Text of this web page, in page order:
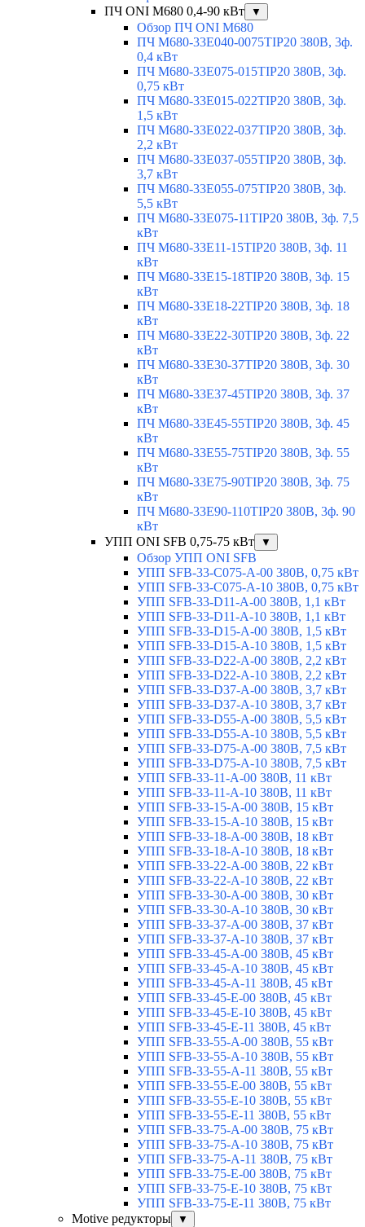
ПЧ ONI M680 0,4-90 кВт
▼
Обзор ПЧ ONI M680
ПЧ M680-33E040-0075TIP20 380В, 3ф.
0,4 кВт
ПЧ M680-33E075-015TIP20 380В, 3ф.
0,75 кВт
ПЧ M680-33E015-022TIP20 380В, 3ф.
1,5 кВт
ПЧ M680-33E022-037TIP20 380В, 3ф.
2,2 кВт
ПЧ M680-33E037-055TIP20 380В, 3ф.
3,7 кВт
ПЧ M680-33E055-075TIP20 380В, 3ф.
5,5 кВт
ПЧ M680-33E075-11TIP20 380В, 3ф. 7,5
кВт
ПЧ M680-33E11-15TIP20 380В, 3ф. 11
кВт
ПЧ M680-33E15-18TIP20 380В, 3ф. 15
кВт
ПЧ M680-33E18-22TIP20 380В, 3ф. 18
кВт
ПЧ M680-33E22-30TIP20 380В, 3ф. 22
кВт
ПЧ M680-33E30-37TIP20 380В, 3ф. 30
кВт
ПЧ M680-33E37-45TIP20 380В, 3ф. 37
кВт
ПЧ M680-33E45-55TIP20 380В, 3ф. 45
кВт
ПЧ M680-33E55-75TIP20 380В, 3ф. 55
кВт
ПЧ M680-33E75-90TIP20 380В, 3ф. 75
кВт
ПЧ M680-33E90-110TIP20 380В, 3ф. 90
кВт
УПП ONI SFB 0,75-75 кВт
▼
Обзор УПП ONI SFB
УПП SFB-33-C075-A-00 380В, 0,75 кВт
УПП SFB-33-C075-A-10 380В, 0,75 кВт
УПП SFB-33-D11-A-00 380В, 1,1 кВт
УПП SFB-33-D11-A-10 380В, 1,1 кВт
УПП SFB-33-D15-A-00 380В, 1,5 кВт
УПП SFB-33-D15-A-10 380В, 1,5 кВт
УПП SFB-33-D22-A-00 380В, 2,2 кВт
УПП SFB-33-D22-A-10 380В, 2,2 кВт
УПП SFB-33-D37-A-00 380В, 3,7 кВт
УПП SFB-33-D37-A-10 380В, 3,7 кВт
УПП SFB-33-D55-A-00 380В, 5,5 кВт
УПП SFB-33-D55-A-10 380В, 5,5 кВт
УПП SFB-33-D75-A-00 380В, 7,5 кВт
УПП SFB-33-D75-A-10 380В, 7,5 кВт
УПП SFB-33-11-A-00 380В, 11 кВт
УПП SFB-33-11-A-10 380В, 11 кВт
УПП SFB-33-15-A-00 380В, 15 кВт
УПП SFB-33-15-A-10 380В, 15 кВт
УПП SFB-33-18-A-00 380В, 18 кВт
УПП SFB-33-18-A-10 380В, 18 кВт
УПП SFB-33-22-A-00 380В, 22 кВт
УПП SFB-33-22-A-10 380В, 22 кВт
УПП SFB-33-30-A-00 380В, 30 кВт
УПП SFB-33-30-A-10 380В, 30 кВт
УПП SFB-33-37-A-00 380В, 37 кВт
УПП SFB-33-37-A-10 380В, 37 кВт
УПП SFB-33-45-A-00 380В, 45 кВт
УПП SFB-33-45-A-10 380В, 45 кВт
УПП SFB-33-45-A-11 380В, 45 кВт
УПП SFB-33-45-E-00 380В, 45 кВт
УПП SFB-33-45-E-10 380В, 45 кВт
УПП SFB-33-45-E-11 380В, 45 кВт
УПП SFB-33-55-A-00 380В, 55 кВт
УПП SFB-33-55-A-10 380В, 55 кВт
УПП SFB-33-55-A-11 380В, 55 кВт
УПП SFB-33-55-E-00 380В, 55 кВт
УПП SFB-33-55-E-10 380В, 55 кВт
УПП SFB-33-55-E-11 380В, 55 кВт
УПП SFB-33-75-A-00 380В, 75 кВт
УПП SFB-33-75-A-10 380В, 75 кВт
УПП SFB-33-75-A-11 380В, 75 кВт
УПП SFB-33-75-E-00 380В, 75 кВт
УПП SFB-33-75-E-10 380В, 75 кВт
УПП SFB-33-75-E-11 380В, 75 кВт
Motive редукторы
▼